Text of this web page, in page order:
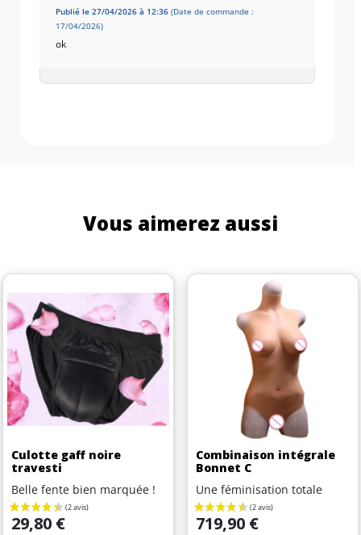
Publié le 27/04/2026 à 12:36 (Date de commande :
17/04/2026)
ok
Vous aimerez aussi
Culotte gaff noire
travesti
Belle fente bien marquée !
Prix
29,80 €
Combinaison intégrale
Bonnet C
Une féminisation totale
Prix
719,90 €